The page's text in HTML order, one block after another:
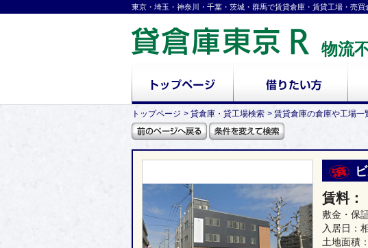
東京・埼玉・神奈川・千葉・茨城・群馬で賃貸倉庫・賃貸工場・売
物流
トップページ 貸倉庫・貸工場検索 賃貸倉庫の倉庫や工場一
賃料：
敷金・保
入居日：
土地面積：